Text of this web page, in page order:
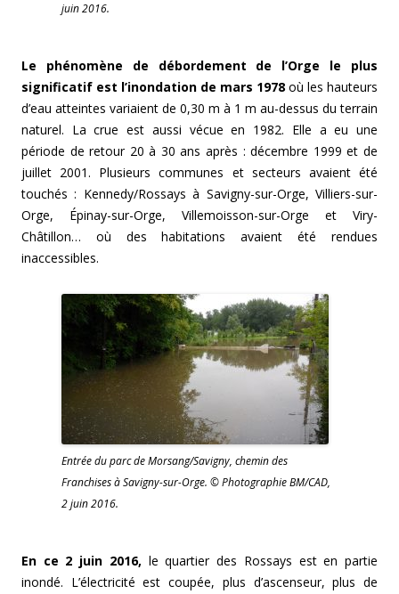
juin 2016.
Le phénomène de débordement de l’Orge le plus
significatif est l’inondation de mars 1978 où les hauteurs
d’eau atteintes variaient de 0,30 m à 1 m au-dessus du terrain
naturel. La crue est aussi vécue en 1982. Elle a eu une
période de retour 20 à 30 ans après : décembre 1999 et de
juillet 2001. Plusieurs communes et secteurs avaient été
touchés : Kennedy/Rossays à Savigny-sur-Orge, Villiers-sur-
Orge, Épinay-sur-Orge, Villemoisson-sur-Orge et Viry-
Châtillon… où des habitations avaient été rendues
inaccessibles.
Entrée du parc de Morsang/Savigny, chemin des
Franchises à Savigny-sur-Orge. © Photographie BM/CAD,
2 juin 2016.
En ce 2 juin 2016, le quartier des Rossays est en partie
inondé. L’électricité est coupée, plus d’ascenseur, plus de